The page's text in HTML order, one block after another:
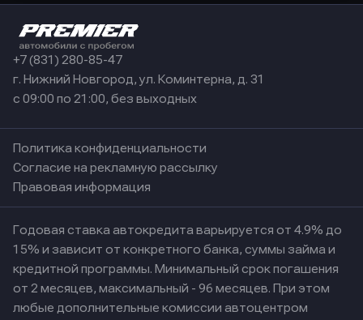
+7 (831) 280-85-47
г. Нижний Новгород, ул. Коминтерна, д. 31
с 09:00 по 21:00, без выходных
Политика конфиденциальности
Согласие на рекламную рассылку
Правовая информация
Годовая ставка автокредита варьируется от 4.9% до
15% и зависит от конкретного банка, суммы займа и
кредитной программы. Минимальный срок погашения
от 2 месяцев, максимальный - 96 месяцев. При этом
любые дополнительные комиссии автоцентром